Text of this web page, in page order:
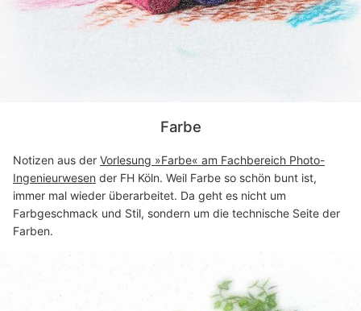
Farbe
Notizen aus der Vorlesung »Farbe« am Fachbereich Photo-
Ingenieurwesen der FH Köln. Weil Farbe so schön bunt ist,
immer mal wieder überarbeitet. Da geht es nicht um
Farbgeschmack und Stil, sondern um die technische Seite der
Farben.